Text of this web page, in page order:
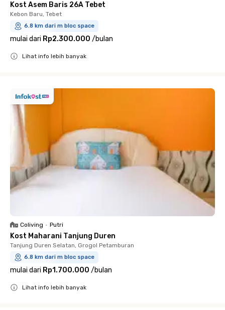
Kost Asem Baris 26A Tebet
Kebon Baru, Tebet
6.8 km dari m bloc space
mulai dari Rp2.300.000 /bulan
Lihat info lebih banyak
Coliving • Putri
Kost Maharani Tanjung Duren
Tanjung Duren Selatan, Grogol Petamburan
6.8 km dari m bloc space
mulai dari Rp1.700.000 /bulan
Lihat info lebih banyak